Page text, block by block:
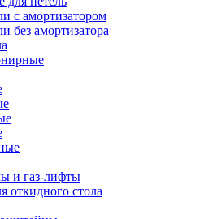
с амортизатором
без амортизатора
и газ-лифты
откидного стола